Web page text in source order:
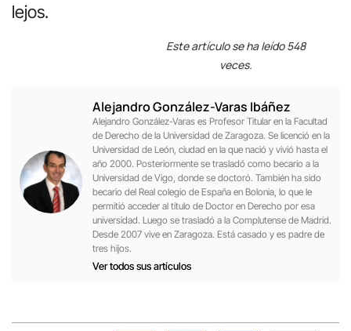
lejos.
Este artículo se ha leído 548
veces.
Alejandro González-Varas Ibáñez
Alejandro González-Varas es Profesor Titular en la Facultad
de Derecho de la Universidad de Zaragoza. Se licenció en la
Universidad de León, ciudad en la que nació y vivió hasta el
año 2000. Posteriormente se trasladó como becario a la
Universidad de Vigo, donde se doctoró. También ha sido
becario del Real colegio de España en Bolonia, lo que le
permitió acceder al título de Doctor en Derecho por esa
universidad. Luego se trasladó a la Complutense de Madrid.
Desde 2007 vive en Zaragoza. Está casado y es padre de
tres hijos.
Ver todos sus artículos